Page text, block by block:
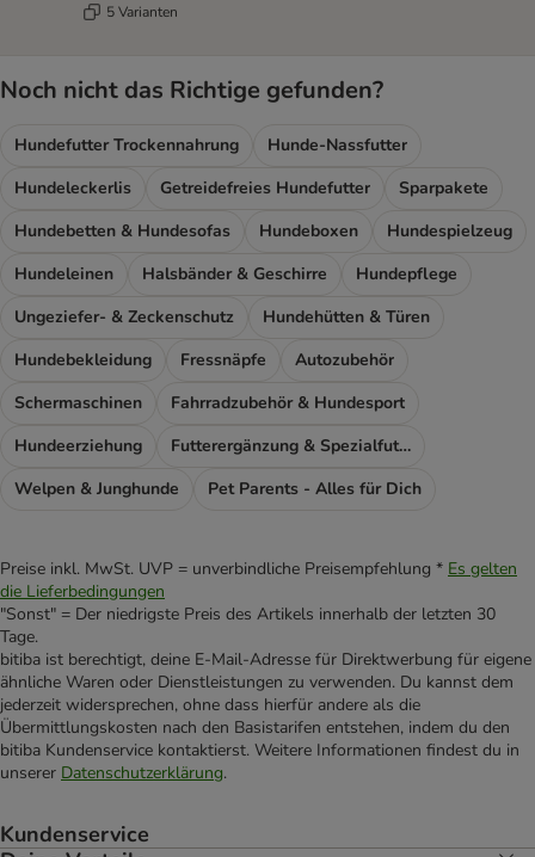
5 Varianten
Noch nicht das Richtige gefunden?
Hundefutter Trockennahrung
Hunde-Nassfutter
Hundeleckerlis
Getreidefreies Hundefutter
Sparpakete
Hundebetten & Hundesofas
Hundeboxen
Hundespielzeug
Hundeleinen
Halsbänder & Geschirre
Hundepflege
Ungeziefer- & Zeckenschutz
Hundehütten & Türen
Hundebekleidung
Fressnäpfe
Autozubehör
Schermaschinen
Fahrradzubehör & Hundesport
Hundeerziehung
Futterergänzung & Spezialfutter
Welpen & Junghunde
Pet Parents - Alles für Dich
Preise inkl. MwSt. UVP = unverbindliche Preisempfehlung * Es gelten
die Lieferbedingungen
"Sonst" = Der niedrigste Preis des Artikels innerhalb der letzten 30
Tage.
bitiba ist berechtigt, deine E-Mail-Adresse für Direktwerbung für eigene
ähnliche Waren oder Dienstleistungen zu verwenden. Du kannst dem
jederzeit widersprechen, ohne dass hierfür andere als die
Übermittlungskosten nach den Basistarifen entstehen, indem du den
bitiba Kundenservice kontaktierst. Weitere Informationen findest du in
unserer Datenschutzerklärung.
Kundenservice